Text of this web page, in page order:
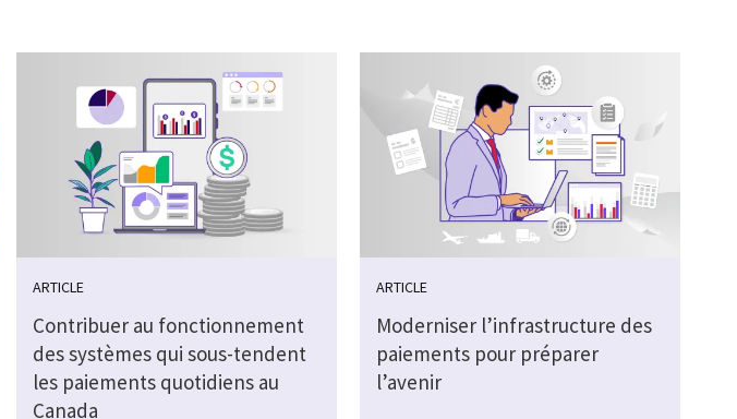
ARTICLE
Contribuer au fonctionnement
des systèmes qui sous-tendent
les paiements quotidiens au
Canada
ARTICLE
Moderniser l’infrastructure des
paiements pour préparer
l’avenir